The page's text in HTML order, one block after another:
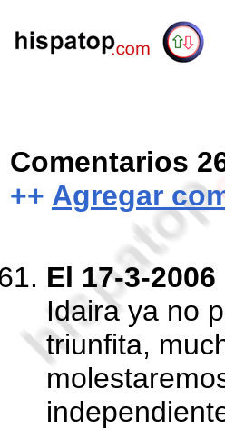
Comentarios
++ Agregar
El 17-3-2006
Idaira ya no
triunfita,